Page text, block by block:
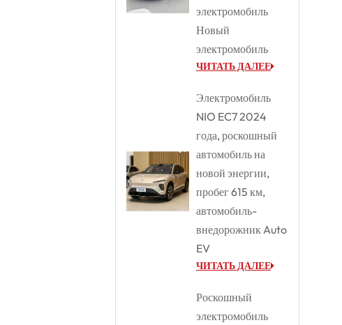
электромобиль
Новый
электромобиль
ЧИТАТЬ ДАЛЕЕ
Электромобиль
NIO EC7 2024
года, роскошный
автомобиль на
новой энергии,
пробег 615 км,
автомобиль-
внедорожник Auto
EV
ЧИТАТЬ ДАЛЕЕ
Роскошный
электромобиль